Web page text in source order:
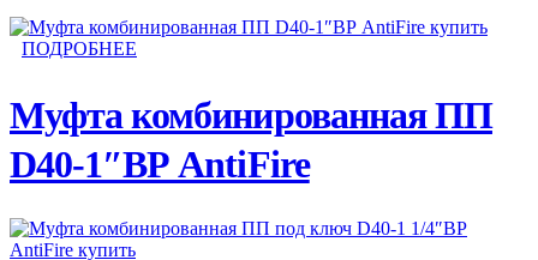
ПОДРОБНЕЕ
Муфта комбинированная ПП
D40-1″ВР AntiFire